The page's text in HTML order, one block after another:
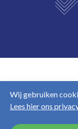
Wij gebruiken
Lees hier ons
NL EN